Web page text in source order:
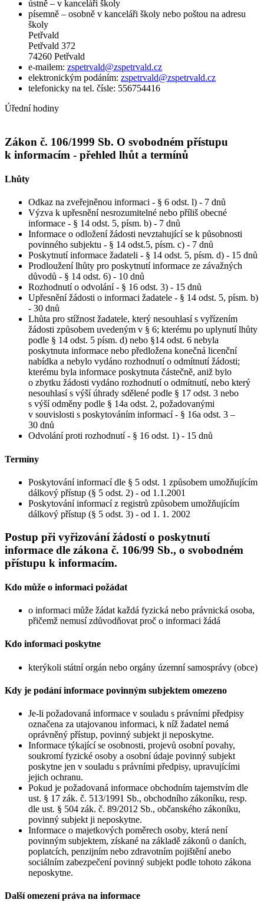
ústně – v kanceláři školy
písemně – osobně v kanceláři školy nebo poštou na adresu
školy
Petřvald
Petřvald 372
74260 Petřvald
e-mailem: zspetrvald@zspetrvald.cz
elektronickým podáním: zspetrvald@zspetrvald.cz
telefonicky na tel. čísle: 556754416
Úřední hodiny
Zákon č. 106/1999 Sb. O svobodném přístupu
k informacím - přehled lhůt a termínů
Lhůty
Odkaz na zveřejněnou informaci - § 6 odst. l) - 7 dnů
Výzva k upřesnění nesrozumitelné nebo příliš obecné
informace - § 14 odst. 5, písm. b) - 7 dnů
Informace o odložení žádosti nevztahující se k působnosti
povinného subjektu - § 14 odst.5, písm. c) - 7 dnů
Poskytnutí informace žadateli - § 14 odst. 5, písm. d) - 15 dnů
Prodloužení lhůty pro poskytnutí informace ze závažných
důvodů - § 14 odst. 6) - 10 dnů
Rozhodnutí o odvolání - § 16 odst. 3) - 15 dnů
Upřesnění žádosti o informaci žadatele - § 14 odst. 5, písm. b)
- 30 dnů
Lhůta pro stížnost žadatele, který nesouhlasí s vyřízením
žádosti způsobem uvedeným v § 6; kterému po uplynutí lhůty
podle § 14 odst. 5 písm. d) nebo §14 odst. 6 nebyla
poskytnuta informace nebo předložena konečná licenční
nabídka a nebylo vydáno rozhodnutí o odmítnutí žádosti;
kterému byla informace poskytnuta částečně, aniž bylo
o zbytku žádosti vydáno rozhodnutí o odmítnutí, nebo který
nesouhlasí s výší úhrady sdělené podle § 17 odst. 3 nebo
s výší odměny podle § 14a odst. 2, požadovanými
v souvislosti s poskytováním informací - § 16a odst. 3 –
30 dnů
Odvolání proti rozhodnutí - § 16 odst. 1) - 15 dnů
Termíny
Poskytování informací dle § 5 odst. 1 způsobem umožňujícím
dálkový přístup (§ 5 odst. 2) - od 1.1.2001
Poskytování informací z registrů způsobem umožňujícím
dálkový přístup (§ 5 odst. 3) - od 1. 1. 2002
Postup při vyřizování žádostí o poskytnutí
informace dle zákona č. 106/99 Sb., o svobodném
přístupu k informacím.
Kdo může o informaci požádat
o informaci může žádat každá fyzická nebo právnická osoba,
přičemž nemusí zdůvodňovat proč o informaci žádá
Kdo informaci poskytne
kterýkoli státní orgán nebo orgány územní samosprávy (obce)
Kdy je podání informace povinným subjektem omezeno
Je-li požadovaná informace v souladu s právními předpisy
označena za utajovanou informaci, k níž žadatel nemá
oprávněný přístup, povinný subjekt ji neposkytne.
Informace týkající se osobnosti, projevů osobní povahy,
soukromí fyzické osoby a osobní údaje povinný subjekt
poskytne jen v souladu s právními předpisy, upravujícími
jejich ochranu.
Pokud je požadovaná informace obchodním tajemstvím dle
ust. § 17 zák. č. 513/1991 Sb., obchodního zákoníku, resp.
dle ust. § 504 zák. č. 89/2012 Sb., občanského zákoníku,
povinný subjekt ji neposkytne.
Informace o majetkových poměrech osoby, která není
povinným subjektem, získané na základě zákonů o daních,
poplatcích, penzijním nebo zdravotním pojištění anebo
sociálním zabezpečení povinný subjekt podle tohoto zákona
neposkytne.
Další omezení práva na informace